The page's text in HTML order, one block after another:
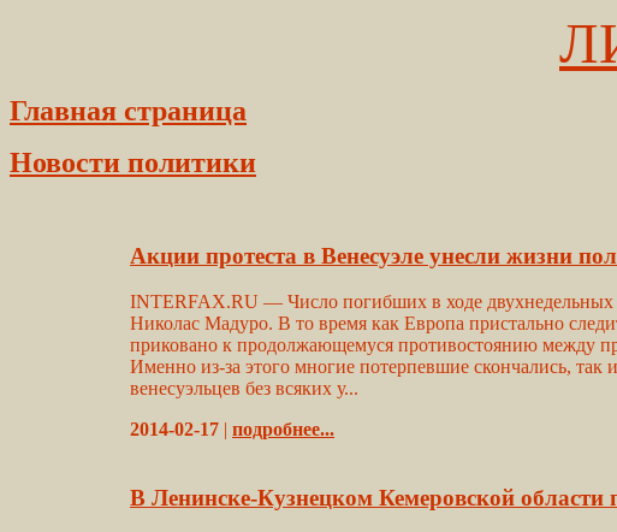
Главная страница
Новости политики
Акции протеста в Венесуэле унесли жизни
INTERFAX.RU — Число погибших в ходе двухнедельных
Николас Мадуро. В то время как Европа пристально
приковано к продолжающемуся противостоянию между
Именно из-за этого многие потерпевшие скончались,
венесуэльцев без всяких у...
2014-02-17 | подробнее...
В Ленинске-Кузнецком Кемеровской области